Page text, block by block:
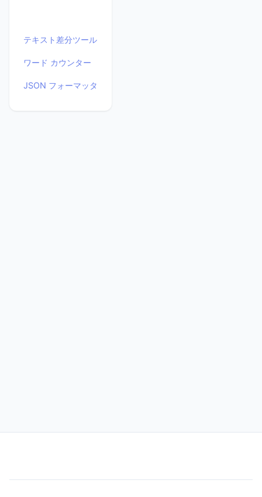
テキスト差分ツール
ワード カウンター
JSON フォーマッタ